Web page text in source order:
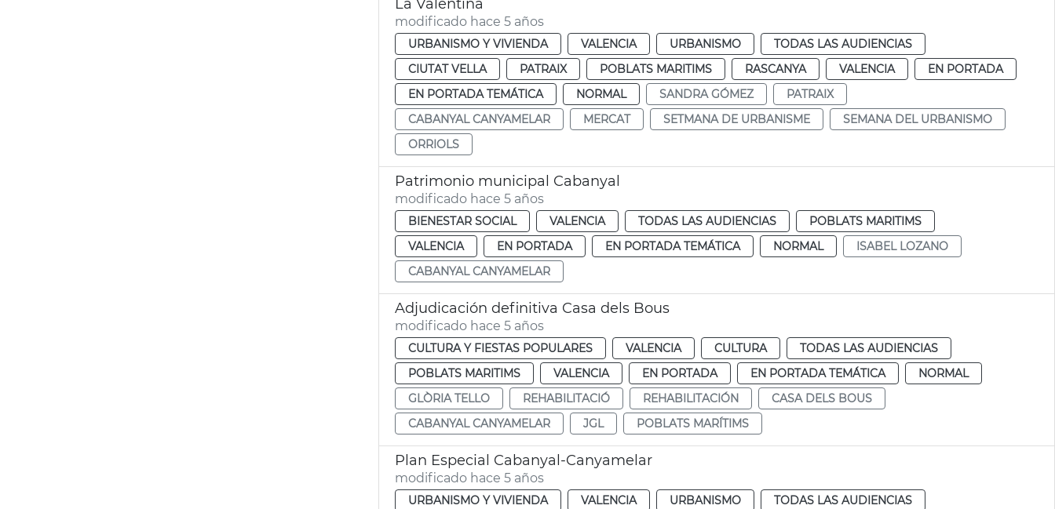
La Valentina
modificado hace 5 años
URBANISMO Y VIVIENDA VALENCIA URBANISMO
TODAS LAS AUDIENCIAS
CIUTAT VELLA
PATRAIX POBLATS MARITIMS RASCANYA VALENCIA
EN PORTADA
EN PORTADA TEMÁTICA
NORMAL SANDRA GÓMEZ
PATRAIX
CABANYAL CANYAMELAR
MERCAT SETMANA DE URBANISME
SEMANA DEL URBANISMO
ORRIOLS
Patrimonio municipal Cabanyal
modificado hace 5 años
BIENESTAR SOCIAL VALENCIA TODAS LAS AUDIENCIAS
POBLATS MARITIMS
VALENCIA
EN PORTADA EN PORTADA TEMÁTICA NORMAL
ISABEL LOZANO
CABANYAL CANYAMELAR
Adjudicación definitiva Casa dels Bous
modificado hace 5 años
CULTURA Y FIESTAS POPULARES VALENCIA CULTURA
TODAS LAS AUDIENCIAS
POBLATS MARITIMS
VALENCIA EN PORTADA EN PORTADA TEMÁTICA
NORMAL
GLÒRIA TELLO
REHABILITACIÓ REHABILITACIÓN
CASA DELS BOUS
CABANYAL CANYAMELAR
JGL POBLATS MARÍTIMS
Plan Especial Cabanyal-Canyamelar
modificado hace 5 años
URBANISMO Y VIVIENDA VALENCIA URBANISMO TODAS LAS AUDIENCIAS